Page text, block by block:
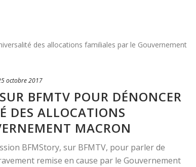
octobre 2017
BFMTV POUR DÉNONCER
DES ALLOCATIONS
MACRON
BFMStory, sur BFMTV, pour parler de
remise en cause par le Gouvernement